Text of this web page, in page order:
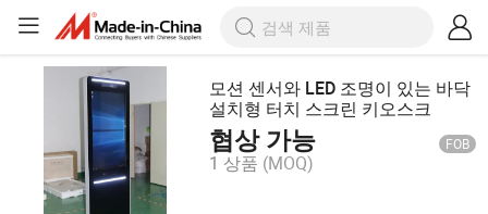
모션 센서와 LED 조명이 있는 바닥
설치형 터치 스크린 키오스크
협상 가능 FOB
1 상품 (MOQ)